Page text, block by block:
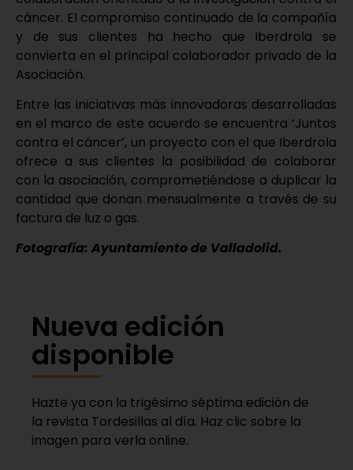
cáncer. El compromiso continuado de la compañía
y de sus clientes ha hecho que Iberdrola se
convierta en el principal colaborador privado de la
Asociación.
Entre las iniciativas más innovadoras desarrolladas
en el marco de este acuerdo se encuentra ‘Juntos
contra el cáncer’, un proyecto con el que Iberdrola
ofrece a sus clientes la posibilidad de colaborar
con la asociación, comprometiéndose a duplicar la
cantidad que donan mensualmente a través de su
factura de luz o gas.
Fotografía: Ayuntamiento de Valladolid.
Nueva edición
disponible
Hazte ya con la trigésimo séptima edición de
la revista Tordesillas al día. Haz clic sobre la
imagen para verla online.